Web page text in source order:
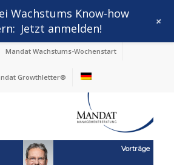
Mandat Wachstums-Wochenstart
Growthletter®
Vorträge
Wachstums Know-how
Jetzt anmelden! +